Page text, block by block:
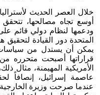
خلال العصر الحديث
أوسع تجاه مصالحها،
ودعمها لنظام دولي قائم
المتحدة دور القيادة
يمكن أن يستدل من سياسات
قراراتها أصبحت متحرره
الأمريكية المهيمنة، مثال
عاصمة إسرائيل، إنصافاً
عندما صرحت وزيرة